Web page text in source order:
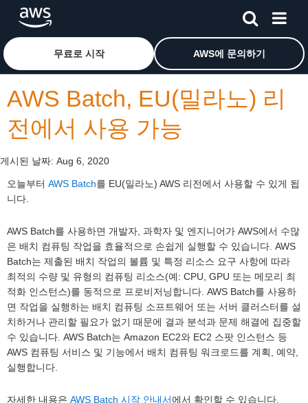
메인 콘텐츠로 건너뛰기Amazon Web Services 홈 페이지로 돌아가려면 여기를 클
무료로 시작 AWS에 문의하기
AWS Batch, EU(밀라노) 리
전에서 사용 가능
게시된 날짜: Aug 6, 2020
오늘부터 AWS Batch를 EU(밀라노) AWS 리전에서 사용할 수 있게 됩
니다.
AWS Batch를 사용하면 개발자, 과학자 및 엔지니어가 AWS에서 수많
은 배치 컴퓨팅 작업을 효율적으로 손쉽게 실행할 수 있습니다. AWS
Batch는 제출된 배치 작업의 볼륨 및 특정 리소스 요구 사항에 따라
최적의 수량 및 유형의 컴퓨팅 리소스(예: CPU, GPU 또는 메모리 최
적화 인스턴스)를 동적으로 프로비저닝합니다. AWS Batch를 사용하
면 작업을 실행하는 배치 컴퓨팅 소프트웨어 또는 서버 클러스터를 설
치하거나 관리할 필요가 없기 때문에 결과 분석과 문제 해결에 집중할
수 있습니다. AWS Batch는 Amazon EC2와 EC2 스팟 인스턴스 등
AWS 컴퓨팅 서비스 및 기능에서 배치 컴퓨팅 워크로드를 계획, 예약,
실행합니다.
자세한 내용은 AWS Batch 시작 안내서에서 확인할 수 있습니다.